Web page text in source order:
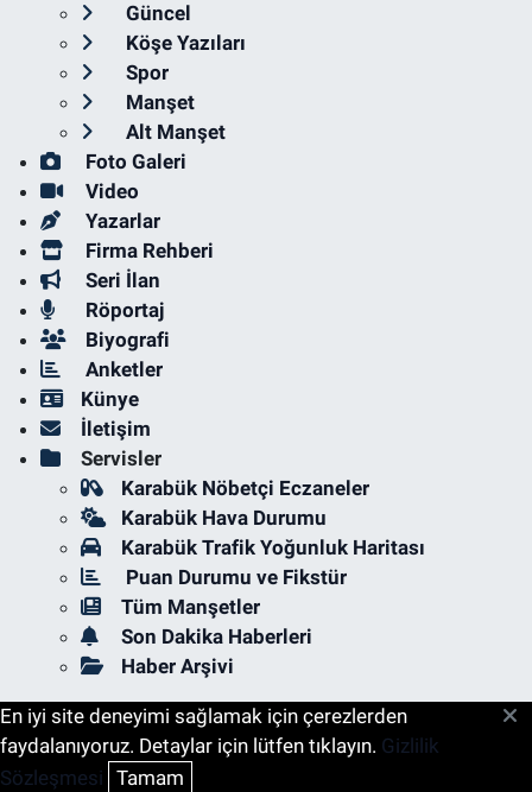
Güncel
Köşe Yazıları
Spor
Manşet
Alt Manşet
Foto Galeri
Video
Yazarlar
Firma Rehberi
Seri İlan
Röportaj
Biyografi
Anketler
Künye
İletişim
Servisler
Karabük Nöbetçi Eczaneler
Karabük Hava Durumu
Karabük Trafik Yoğunluk Haritası
Puan Durumu ve Fikstür
Tüm Manşetler
Son Dakika Haberleri
Haber Arşivi
En iyi site deneyimi sağlamak için çerezlerden
faydalanıyoruz. Detaylar için lütfen tıklayın. Gizlilik
Sözleşmesi Tamam